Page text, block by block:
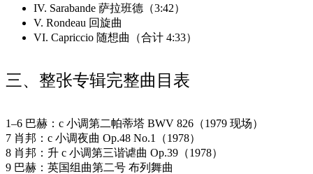
IV. Sarabande 萨拉班德（3:42）
V. Rondeau 回旋曲
VI. Capriccio 随想曲（合计 4:33）
三、整张专辑完整曲目表
1–6 巴赫：c 小调第二帕蒂塔 BWV 826（1979 现场）
7 肖邦：c 小调夜曲 Op.48 No.1（1978）
8 肖邦：升 c 小调第三谐谑曲 Op.39（1978）
9 巴赫：英国组曲第二号 布列舞曲